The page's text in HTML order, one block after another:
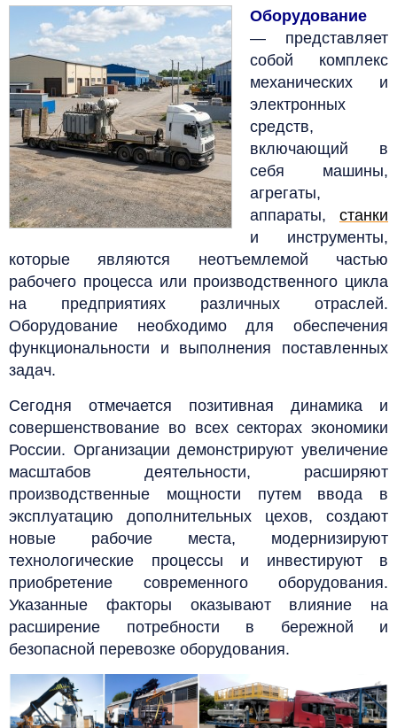
Оборудование
— представляет
собой комплекс
механических и
электронных
средств,
включающий в
себя машины,
агрегаты,
аппараты, станки
и инструменты,
которые являются неотъемлемой частью
рабочего процесса или производственного цикла
на предприятиях различных отраслей.
Оборудование необходимо для обеспечения
функциональности и выполнения поставленных
задач.
Сегодня отмечается позитивная динамика и
совершенствование во всех секторах экономики
России. Организации демонстрируют увеличение
масштабов деятельности, расширяют
производственные мощности путем ввода в
эксплуатацию дополнительных цехов, создают
новые рабочие места, модернизируют
технологические процессы и инвестируют в
приобретение современного оборудования.
Указанные факторы оказывают влияние на
расширение потребности в бережной и
безопасной перевозке оборудования.